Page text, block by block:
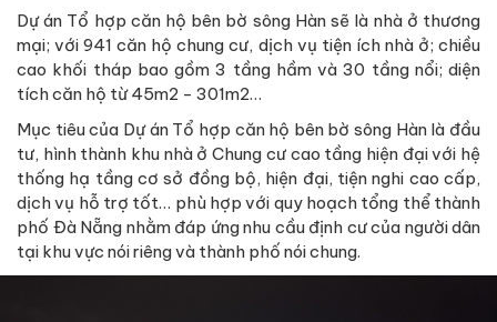
Dự án Tổ hợp căn hộ bên bờ sông Hàn sẽ là nhà ở thương
mại; với 941 căn hộ chung cư, dịch vụ tiện ích nhà ở; chiều
cao khối tháp bao gồm 3 tầng hầm và 30 tầng nổi; diện
tích căn hộ từ 45m2 - 301m2…
Mục tiêu của Dự án Tổ hợp căn hộ bên bờ sông Hàn là đầu
tư, hình thành khu nhà ở Chung cư cao tầng hiện đại với hệ
thống hạ tầng cơ sở đồng bộ, hiện đại, tiện nghi cao cấp,
dịch vụ hỗ trợ tốt… phù hợp với quy hoạch tổng thể thành
phố Đà Nẵng nhằm đáp ứng nhu cầu định cư của người dân
tại khu vực nói riêng và thành phố nói chung.